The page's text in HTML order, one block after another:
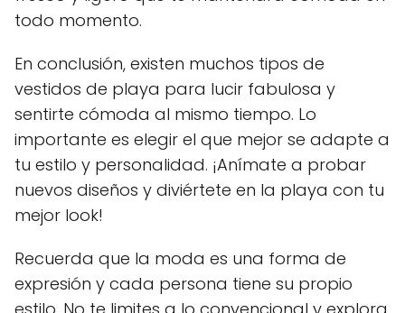
todo momento.
En conclusión, existen muchos tipos de
vestidos de playa para lucir fabulosa y
sentirte cómoda al mismo tiempo. Lo
importante es elegir el que mejor se adapte a
tu estilo y personalidad. ¡Anímate a probar
nuevos diseños y diviértete en la playa con tu
mejor look!
Recuerda que la moda es una forma de
expresión y cada persona tiene su propio